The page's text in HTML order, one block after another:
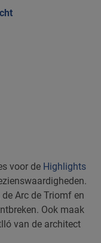
voor de Highlights
Arc de Triomf en
Ook maak
van de architect